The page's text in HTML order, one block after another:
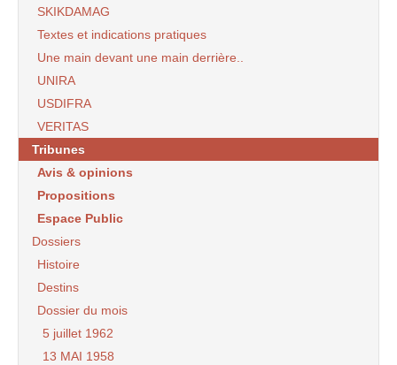
SKIKDAMAG
Textes et indications pratiques
Une main devant une main derrière..
UNIRA
USDIFRA
VERITAS
Tribunes
Avis & opinions
Propositions
Espace Public
Dossiers
Histoire
Destins
Dossier du mois
5 juillet 1962
13 MAI 1958